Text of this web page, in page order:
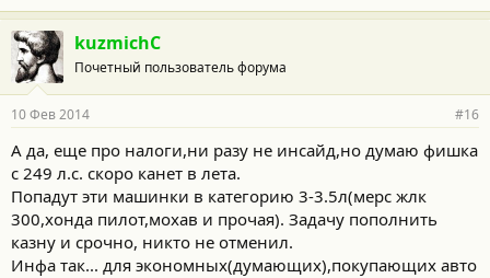
kuzmichC
Почетный пользователь форума
10 Фев 2014 #16
А да, еще про налоги,ни разу не инсайд,но думаю фишка
с 249 л.с. скоро канет в лета.
Попадут эти машинки в категорию 3-3.5л(мерс жлк
300,хонда пилот,мохав и прочая). Задачу пополнить
казну и срочно, никто не отменил.
Инфа так... для экономных(думающих),покупающих авто